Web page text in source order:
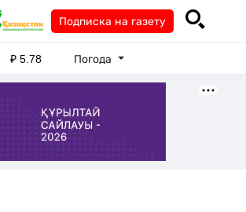
Подписка на газету
₽5.78 Погода